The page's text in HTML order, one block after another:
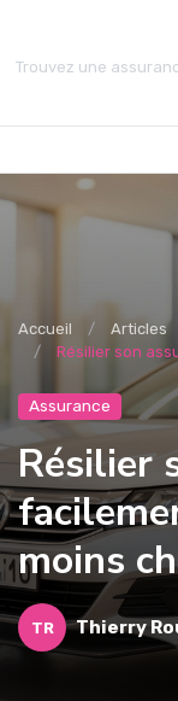
Trouvez une
Accueil Articles
Résilier son
Assurance
Résilier
moins
TR Thierry